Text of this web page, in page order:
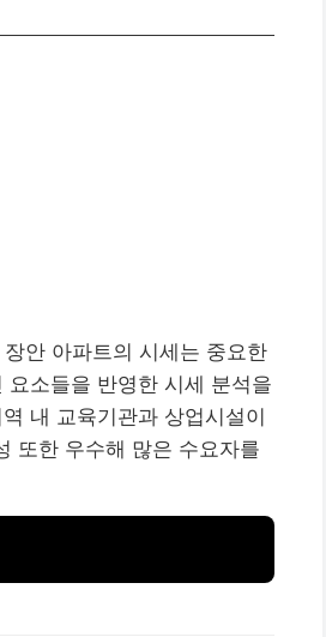
안 아파트의 시세는 중요한
소들을 반영한 시세 분석을
내 교육기관과 상업시설이
또한 우수해 많은 수요자를